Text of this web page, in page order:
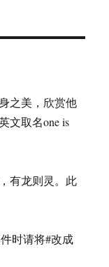
之美，欣赏他
文取名one is
有龙则灵。此
时请将#改成